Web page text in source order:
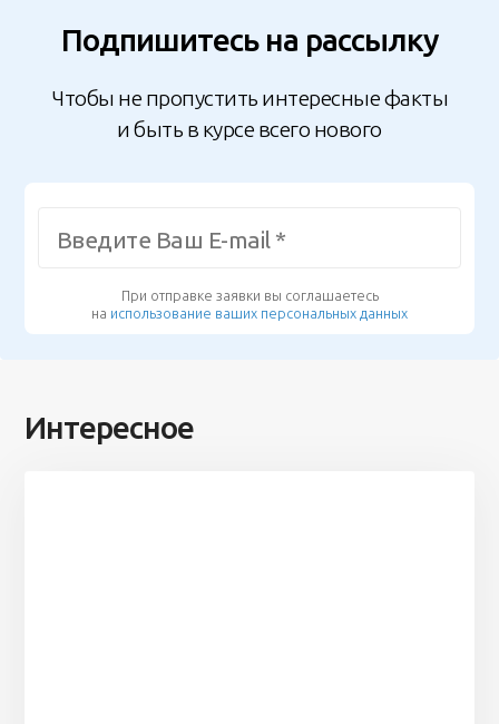
Подпишитесь на рассылку
Чтобы не пропустить интересные факты
и быть в курсе всего нового
При отправке заявки вы соглашаетесь
на использование ваших персональных данных
Интересное